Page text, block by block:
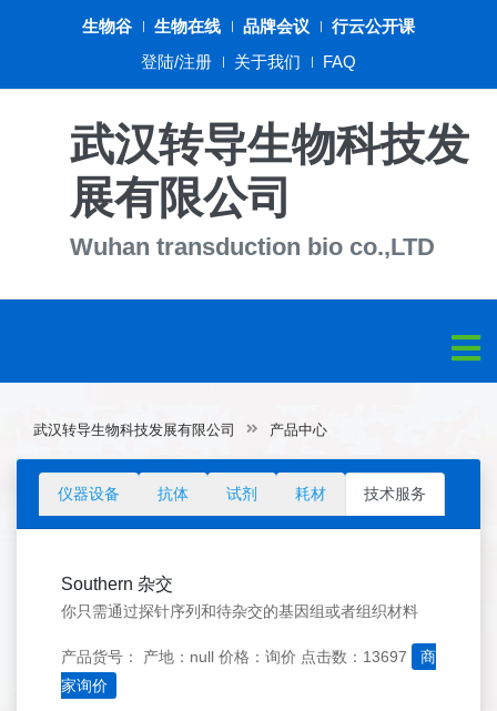
生物谷 生物在线 品牌会议
行云公开课
登陆/注册
关于我们 FAQ
武汉转导生物科技发
展有限公司
Wuhan transduction bio co.,LTD
武汉转导生物科技发展有限公司 产品中心
仪器设备 抗体 试剂 耗材 技术服务
Southern 杂交
你只需通过探针序列和待杂交的基因组或者组织材料
产品货号： 产地：null 价格：询价 点击数：13697
商
家询价